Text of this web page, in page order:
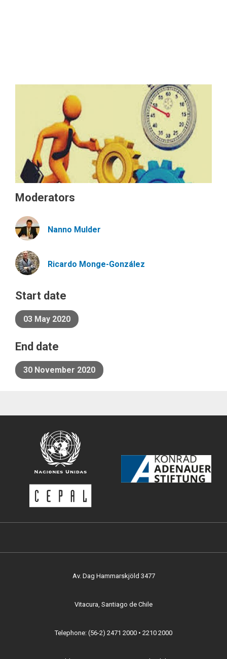
Moderators
Nanno Mulder
Ricardo Monge-González
Start date
03 May 2020
End date
30 November 2020
Av. Dag Hammarskjöld 3477
Vitacura, Santiago de Chile
Telephone: (56-2) 2471 2000 • 2210 2000